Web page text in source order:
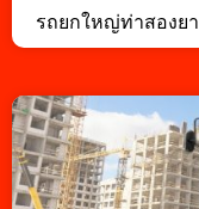
รถยกใหญ่ท่าสองยา